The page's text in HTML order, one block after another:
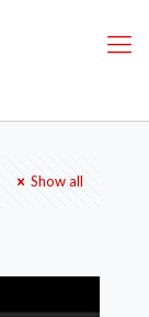
Show all